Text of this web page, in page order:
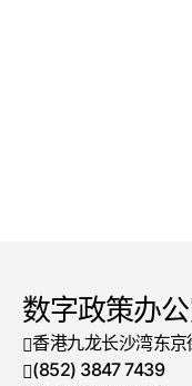
数字政策办
香港九龙长沙湾东
电话号码
(852) 3847 7439